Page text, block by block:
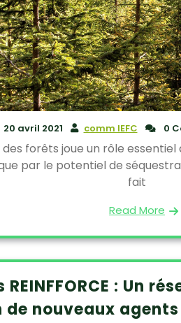
20 avril 2021 comm IEFC 0
forêts joue un rôle
par le potentiel de
fait
Read More
: Un
nouveaux